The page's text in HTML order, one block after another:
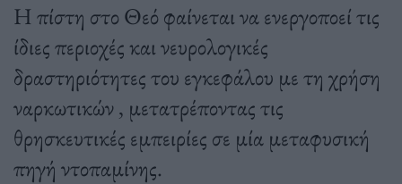
Η πίστη στο Θεό φαίνεται να ενεργοποεί τις
ίδιες περιοχές και νευρολογικές
δραστηριότητες του εγκεφάλου με τη χρήση
ναρκωτικών , μετατρέποντας τις
θρησκευτικές εμπειρίες σε μία μεταφυσική
πηγή ντοπαμίνης.